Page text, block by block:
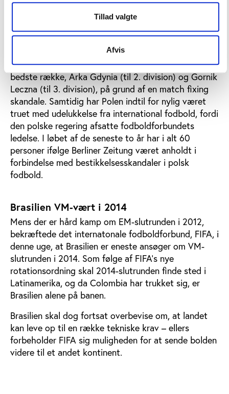
Tillad valgte
Afvis
dokumentation for uregelmæssigheder i yderligere
15 kampe. Dermed er det samlede antal
manipulerede kampe oppe på 39. På
korruptionsområdet kan Polen dog også være med.
Så sent som i denne uge har det polske
fodboldforbund tvangsnedrykket to klubber fra den
bedste række, Arka Gdynia (til 2. division) og Gornik
Leczna (til 3. division), på grund af en match fixing
skandale. Samtidig har Polen indtil for nylig været
truet med udelukkelse fra international fodbold, fordi
den polske regering afsatte fodboldforbundets
ledelse. I løbet af de seneste to år har i alt 60
personer ifølge Berliner Zeitung været anholdt i
forbindelse med bestikkelsesskandaler i polsk
fodbold.
Brasilien VM-vært i 2014
Mens der er hård kamp om EM-slutrunden i 2012,
bekræftede det internatonale fodboldforbund, FIFA, i
denne uge, at Brasilien er eneste ansøger om VM-
slutrunden i 2014. Som følge af FIFA’s nye
rotationsordning skal 2014-slutrunden finde sted i
Latinamerika, og da Colombia har trukket sig, er
Brasilien alene på banen.
Brasilien skal dog fortsat overbevise om, at landet
kan leve op til en række tekniske krav – ellers
forbeholder FIFA sig muligheden for at sende bolden
videre til et andet kontinent.